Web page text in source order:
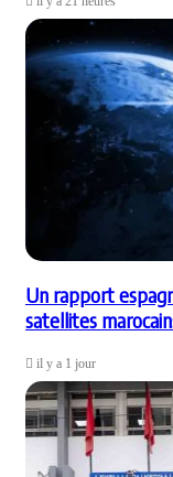
Un rapport
satellites
il y a 1 jour